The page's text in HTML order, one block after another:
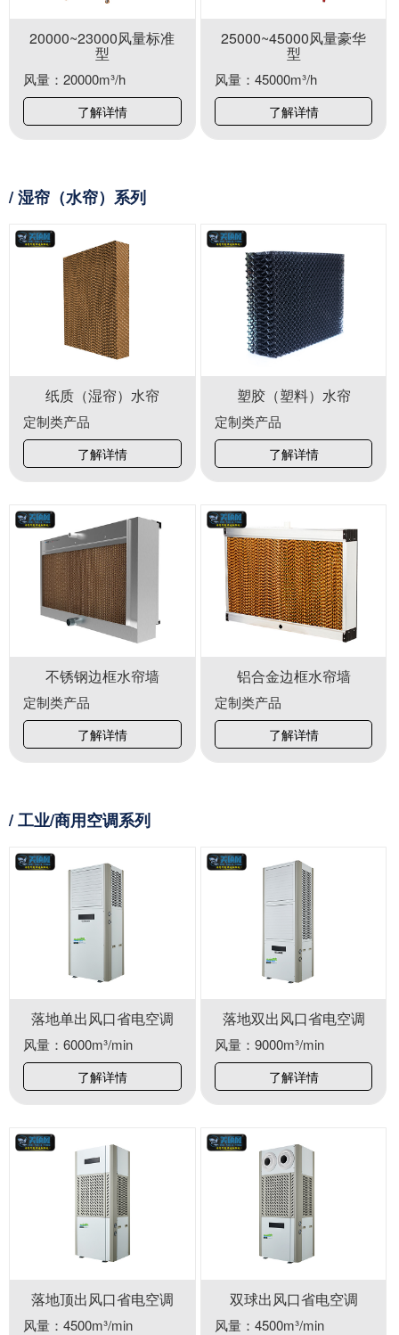
20000~23000风量标准
型
风量：20000m³/h
了解详情
25000~45000风量豪华
型
风量：45000m³/h
了解详情
/ 湿帘（水帘）系列
纸质（湿帘）水帘
定制类产品
了解详情
塑胶（塑料）水帘
定制类产品
了解详情
不锈钢边框水帘墙
定制类产品
了解详情
铝合金边框水帘墙
定制类产品
了解详情
/ 工业/商用空调系列
落地单出风口省电空调
风量：6000m³/min
了解详情
落地双出风口省电空调
风量：9000m³/min
了解详情
落地顶出风口省电空调
风量：4500m³/min
双球出风口省电空调
风量：4500m³/min